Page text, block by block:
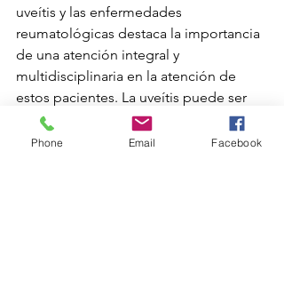
uveítis y las enfermedades
reumatológicas destaca la importancia
de una atención integral y
multidisciplinaria en la atención de
estos pacientes. La uveítis puede ser
una manifestación ocular significativa
de enfermedades autoinmunes
Phone Email Facebook